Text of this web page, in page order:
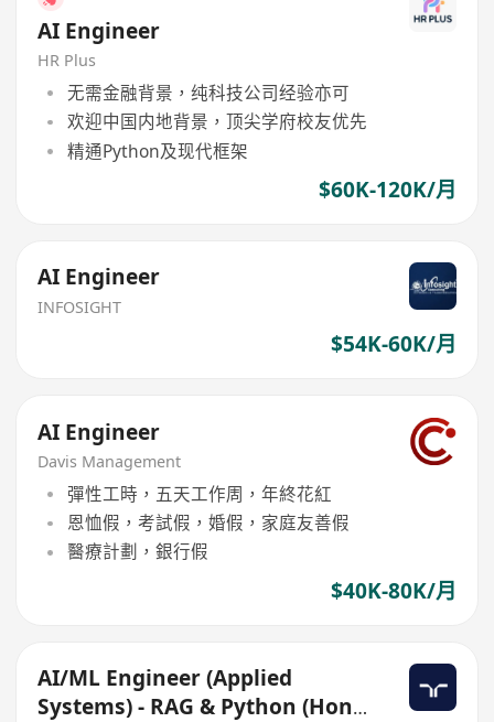
AI Engineer
HR Plus
无需金融背景，纯科技公司经验亦可
欢迎中国内地背景，顶尖学府校友优先
精通Python及现代框架
$60K-120K/月
AI Engineer
INFOSIGHT
$54K-60K/月
AI Engineer
Davis Management
彈性工時，五天工作周，年終花紅
恩恤假，考試假，婚假，家庭友善假
醫療計劃，銀行假
$40K-80K/月
AI/ML Engineer (Applied
Systems) - RAG & Python (Hong